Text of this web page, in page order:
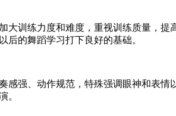
大训练力度和难度，重视训练质量，提
的舞蹈学习打下良好的基础。
感强、动作规范，特殊强调眼神和表情
。